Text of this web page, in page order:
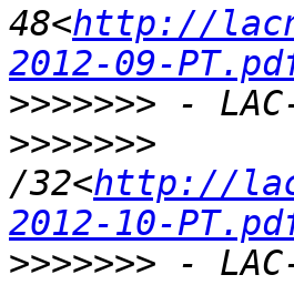
48<http://
2012-09-
>>>>>>>
>>>>>>>
/32<http://
2012-10-
>>>>>>> -